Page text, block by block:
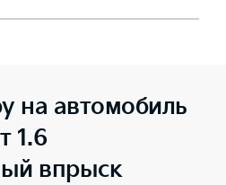
на автомобиль
1.6
впрыск